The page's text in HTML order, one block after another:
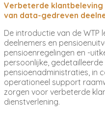
Verbeterde
van data-gedreven
De introductie van de
deelnemers en
pensioenregelingen en -
persoonlijke,
pensioenadministraties, in
operationeel support
zorgen voor verbeterde
dienstverlening.